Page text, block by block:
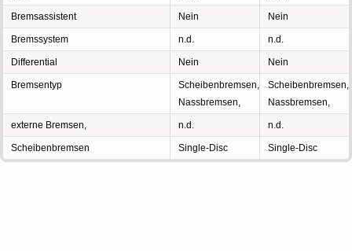
Bremsassistent Nein Nein
Bremssystem n.d. n.d.
Differential Nein Nein
Bremsentyp
Scheibenbremsen,
Nassbremsen,
Scheibenbremsen,
Nassbremsen,
externe Bremsen, n.d. n.d.
Scheibenbremsen Single-Disc Single-Disc